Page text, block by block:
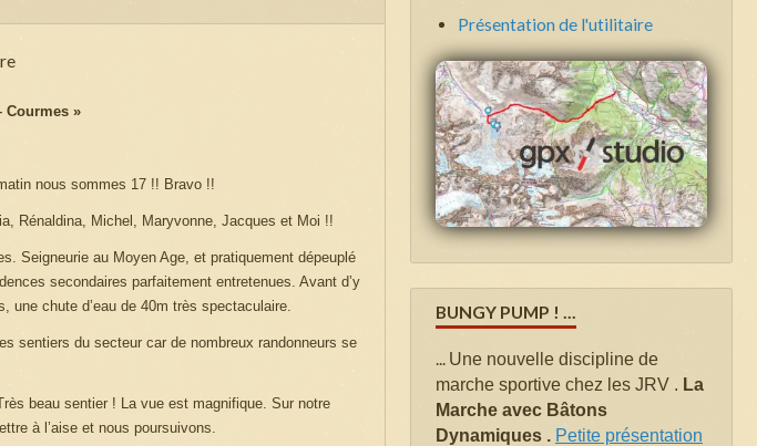
Courmes »
nous sommes 17 !! Bravo !!
Rénaldina, Michel, Maryvonne, Jacques et Moi !!
Seigneurie au Moyen Age, et pratiquement dépeuplé
secondaires parfaitement entretenues. Avant d’y
chute d’eau de 40m très spectaculaire.
sentiers du secteur car de nombreux randonneurs se
beau sentier ! La vue est magnifique. Sur notre
à l’aise et nous poursuivons.
Présentation de l'utilitaire
BUNGY PUMP ! ...
... Une nouvelle discipline de
marche sportive chez les JRV . La
Marche avec Bâtons
Dynamiques . Petite présentation